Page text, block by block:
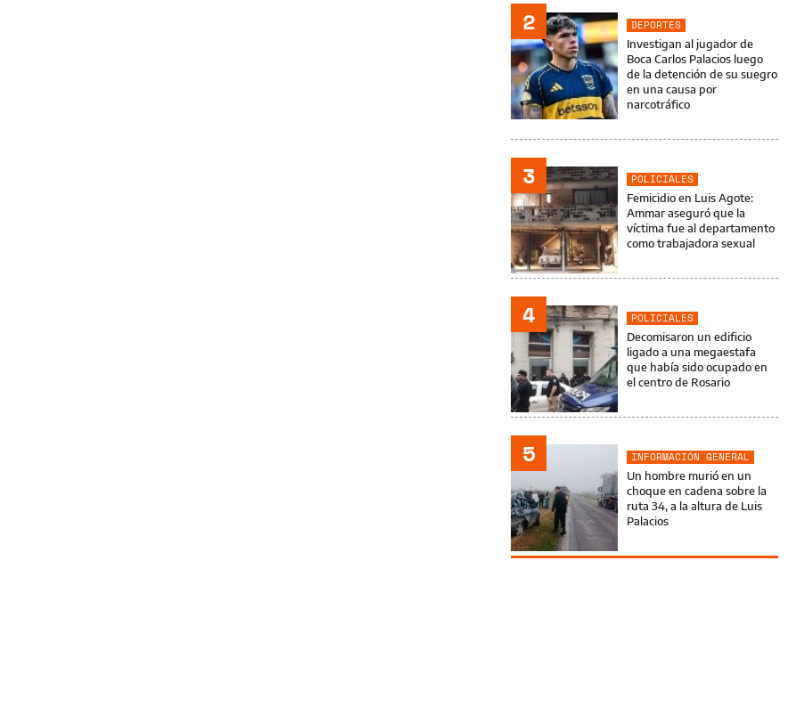
2
DEPORTES
Investigan al jugador de
Boca Carlos Palacios luego
de la detención de su suegro
en una causa por
narcotráfico
3
POLICIALES
Femicidio en Luis Agote:
Ammar aseguró que la
víctima fue al departamento
como trabajadora sexual
4
POLICIALES
Decomisaron un edificio
ligado a una megaestafa
que había sido ocupado en
el centro de Rosario
5
INFORMACIÓN GENERAL
Un hombre murió en un
choque en cadena sobre la
ruta 34, a la altura de Luis
Palacios